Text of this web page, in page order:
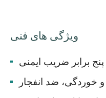
ویژگی های فنی
برابر ضریب ایمنی
خوردگی، ضد انفجار